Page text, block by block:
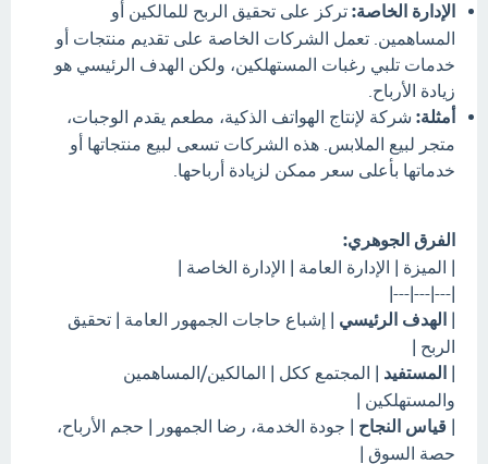
الإدارة الخاصة: تركز على تحقيق الربح للمالكين أو
المساهمين. تعمل الشركات الخاصة على تقديم منتجات أو
خدمات تلبي رغبات المستهلكين، ولكن الهدف الرئيسي هو
زيادة الأرباح.
أمثلة: شركة لإنتاج الهواتف الذكية، مطعم يقدم الوجبات،
متجر لبيع الملابس. هذه الشركات تسعى لبيع منتجاتها أو
خدماتها بأعلى سعر ممكن لزيادة أرباحها.
الفرق الجوهري:
| الميزة | الإدارة العامة | الإدارة الخاصة |
|---|---|---|
| الهدف الرئيسي | إشباع حاجات الجمهور العامة | تحقيق
الربح |
| المستفيد | المجتمع ككل | المالكين/المساهمين
والمستهلكين |
| قياس النجاح | جودة الخدمة، رضا الجمهور | حجم الأرباح،
حصة السوق |